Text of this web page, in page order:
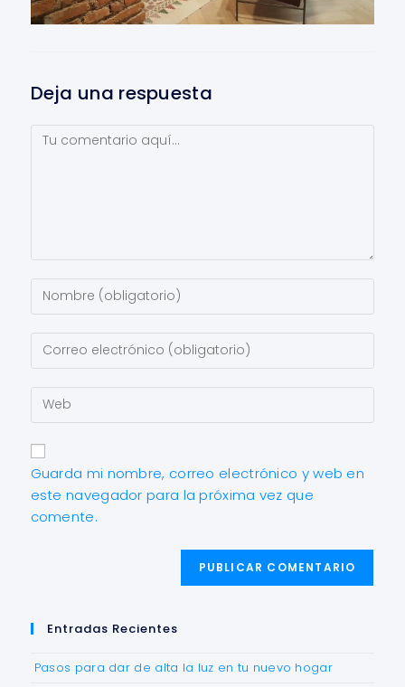
Deja una respuesta
Guarda mi nombre, correo electrónico y web en
este navegador para la próxima vez que
comente.
Entradas Recientes
Pasos para dar de alta la luz en tu nuevo hogar